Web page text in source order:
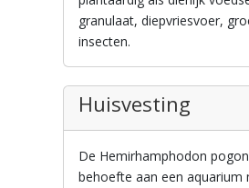
granulaat, diepvriesvoer,
insecten.
Huisvesting
De Hemirhamphodon
behoefte aan een aquarium